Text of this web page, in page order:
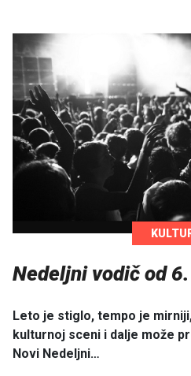
Nedeljni vodič od
Leto je stiglo, tempo je
kulturnoj sceni i dalje može
Novi Nedeljni…